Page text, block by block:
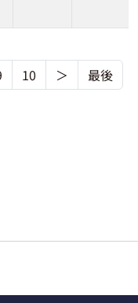
10 ＞ 最後